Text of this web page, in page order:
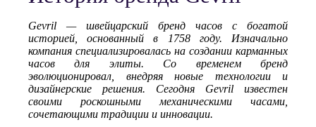
Gevril — швейцарский бренд часов с богатой
историей, основанный в 1758 году. Изначально
компания специализировалась на создании карманных
часов для элиты. Со временем бренд
эволюционировал, внедряя новые технологии и
дизайнерские решения. Сегодня Gevril известен
своими роскошными механическими часами,
сочетающими традиции и инновации.